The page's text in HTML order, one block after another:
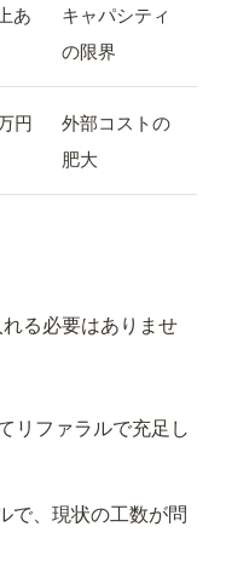
あ
キャパシティ
の限界
円
外部コストの
肥大
る必要はありませ
リファラルで充足し
で、現状の工数が問